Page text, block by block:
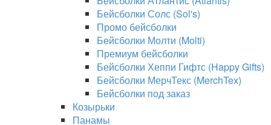
Бейсболки Солс (Sol's)
Промо бейсболки
Бейсболки Молти (Molti)
Премиум бейсболки
Бейсболки Хеппи Гифтс (Happy Gifts)
Бейсболки МерчТекс (MerchTex)
Бейсболки под заказ
Козырьки
Панамы